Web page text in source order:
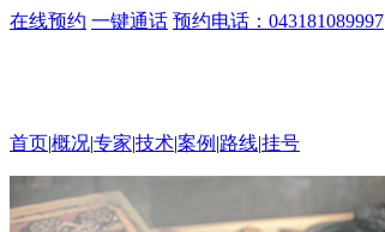
在线预约 一键通话 预约电话：043181089997
首页|概况|专家|技术|案例 |路线|挂号